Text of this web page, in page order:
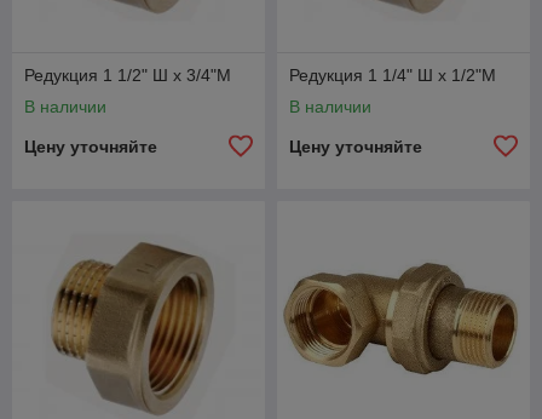
Редукция 1 1/2" Ш х 3/4"М
В наличии
Цену уточняйте
Редукция 1 1/4" Ш х 1/2"М
В наличии
Цену уточняйте